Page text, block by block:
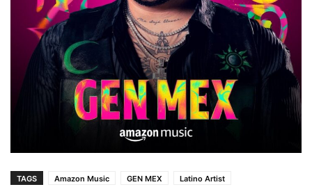
TAGS Amazon Music GEN MEX
Latino Artist